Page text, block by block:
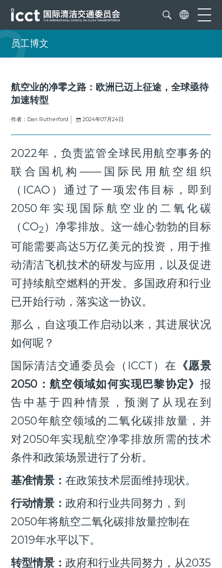
员工博文
航空业的净零之路：欧洲已迈上征途，全球亟待
加速转型
作者：Dan Rutherford 2024年07月24日
2022年，负责监管全球民用航空事务的
联合国机构——国际民用航空组织
（ICAO）通过了一项宏伟目标，即到
2050年实现国际航空业的二氧化碳
（CO2）净零排放。这一雄心勃勃的目标
可能需要高达5万亿美元的投资，用于推
动清洁飞机技术的研发与应用，以及促进
可持续航空燃料的开发。多国政府和行业
已开始行动，落实这一协议。
那么，自这项工作启动以来，其进展状况
如何呢？
国际清洁交通委员会（ICCT）在 《愿景
2050：航空领域如何实现巴黎协定》 报
告中基于四种情景，预测了从现在到
2050年航空领域的二氧化碳排放量，并
对2050年实现航空净零排放所需的技术
条件和政策场景进行了分析。
基准情景：在政策技术层面维持现状。
行动情景：政府和行业共同努力，到
2050年将航空二氧化碳排放量控制在
2019年水平以下。
转型情景：政府和行业共同努力，从2035